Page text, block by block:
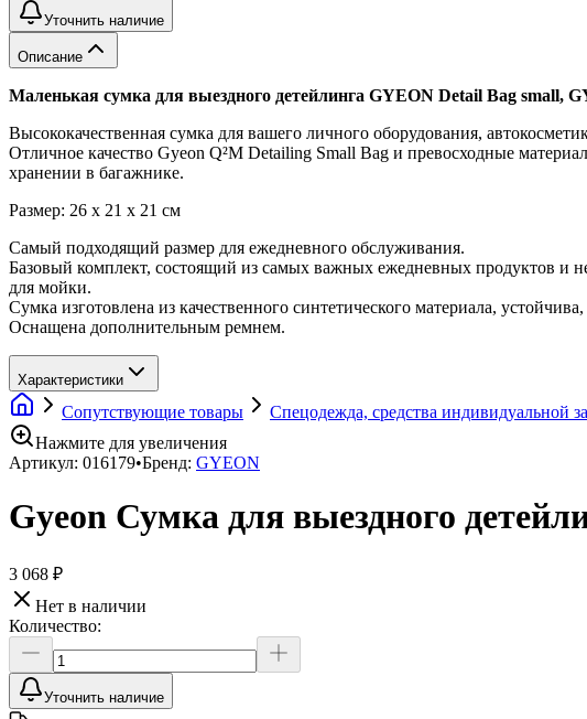
Уточнить наличие
Описание
Маленькая сумка для выездного детейлинга GYEON Detail Bag small,
Высококачественная сумка для вашего личного оборудования,
Отличное качество Gyeon Q²M Detailing Small Bag и превосходные
хранении в багажнике.
Размер: 26 x 21 x 21 см
Самый подходящий размер для ежедневного обслуживания.
Базовый комплект, состоящий из самых важных ежедневных продуктов и
для мойки.
Сумка изготовлена ​​из качественного синтетического материала,
Оснащена дополнительным ремнем.
Характеристики
Сопутствующие товары Спецодежда, средства индивидуальной
Нажмите для увеличения
Артикул: 016179•Бренд: GYEON
Gyeon Сумка для выездного
3 068 ₽
Нет в наличии
Количество:
Уточнить наличие